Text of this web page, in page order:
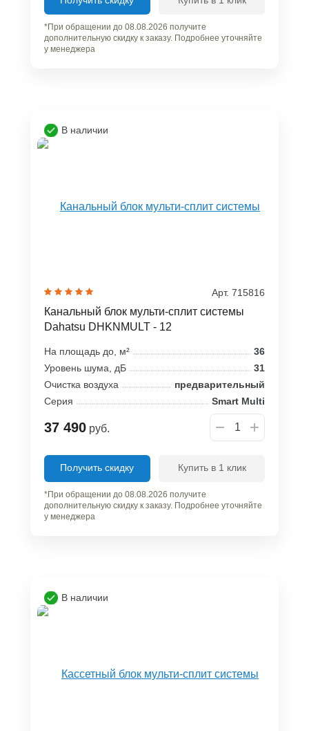
*При обращении до 08.08.2026 получите
дополнительную скидку к заказу. Подробнее уточняйте
у менеджера
В наличии
Арт. 715816
Канальный блок мульти-сплит системы
Dahatsu DHKNMULT - 12
На площадь до, м²
36
Уровень шума, дБ
31
Очистка воздуха
предварительный
Серия
Smart Multi
37 490 руб.
Получить скидку Купить в 1 клик
*При обращении до 08.08.2026 получите
дополнительную скидку к заказу. Подробнее уточняйте
у менеджера
В наличии